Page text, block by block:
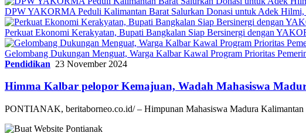
DPW YAKORMA Peduli Kalimantan Barat Salurkan Donasi untuk Adek Hilmi,
Perkuat Ekonomi Kerakyatan, Bupati Bangkalan Siap Bersinergi dengan
Gelombang Dukungan Menguat, Warga Kalbar Kawal Program Prioritas
Pendidikan 23 November 2024
Himma Kalbar pelopor Kemajuan, Wadah Mahasiswa
PONTIANAK, beritaborneo.co.id/ – Himpunan Mahasiswa Madura